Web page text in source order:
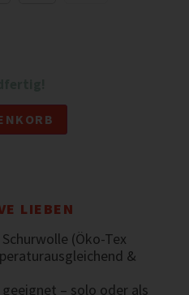
LIEBEN
(Öko-Tex
&
– solo oder als